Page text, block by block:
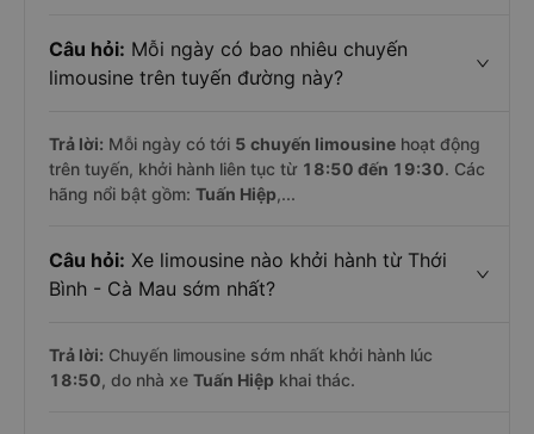
Câu hỏi: Mỗi ngày có bao nhiêu chuyến
limousine trên tuyến đường này?
Trả lời: Mỗi ngày có tới 5 chuyến limousine hoạt động
trên tuyến, khởi hành liên tục từ 18:50 đến 19:30. Các
hãng nổi bật gồm: Tuấn Hiệp,...
Câu hỏi: Xe limousine nào khởi hành từ Thới
Bình - Cà Mau sớm nhất?
Trả lời: Chuyến limousine sớm nhất khởi hành lúc
18:50, do nhà xe Tuấn Hiệp khai thác.